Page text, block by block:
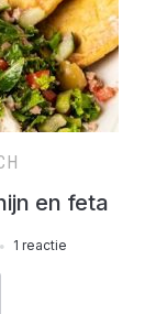
en feta
1 reactie